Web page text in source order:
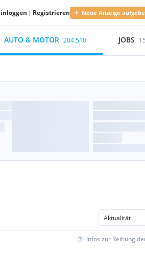
| Registrieren Neue Anzeige
AUTO & MOTOR 204.510 JOBS
Infos zur Reihung